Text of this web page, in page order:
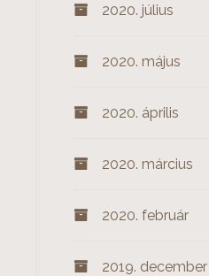
2020. július
2020. május
2020. április
2020. március
2020. február
2019. december